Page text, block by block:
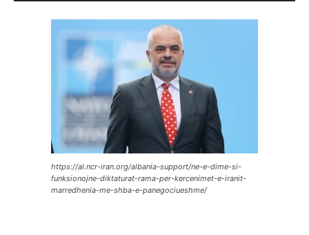
https://al.ncr-iran.org/albania-support/ne-e-dime-si-
funksionojne-diktaturat-rama-per-kercenimet-e-iranit-
marredhenia-me-shba-e-panegociueshme/